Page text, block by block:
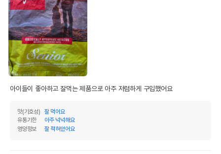
아이들이 좋아하고 잘먹는 제품으로 아주 저렴하게 구입했어요
맛(기호성)
잘 먹어요
유통기한
아주 넉넉해요
영양정보
잘 적혀있어요